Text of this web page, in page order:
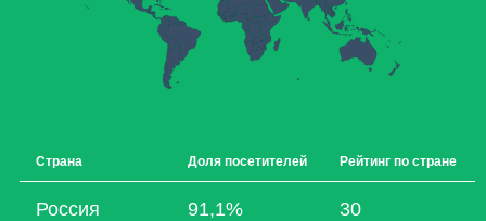
Страна Доля посетителей Рейтинг по стране
Россия 91,1% 30